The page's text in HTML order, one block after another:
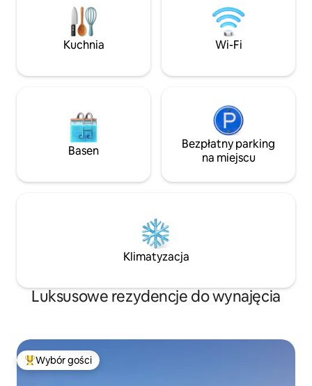
niż 4 minuty jazdy samochodem.
W okolicy znajdują się wspaniałe plaże.
Najbliższa plaża znajduje się 2 minuty
stąd i jest znana jako jedna
wyposażonych w regionie.
sofą dla 2 osób +
2 POKOJE
poziomie basenu)
Wi-Fi, TV z
Kuchnia Wi-Fi
Basen
Bezpłatny parking
na miejscu
Klimatyzacja
Luksusowe rezydencje do wynajęcia
Najpopularniejsze z kategorii Wybór gości
Wybór gości